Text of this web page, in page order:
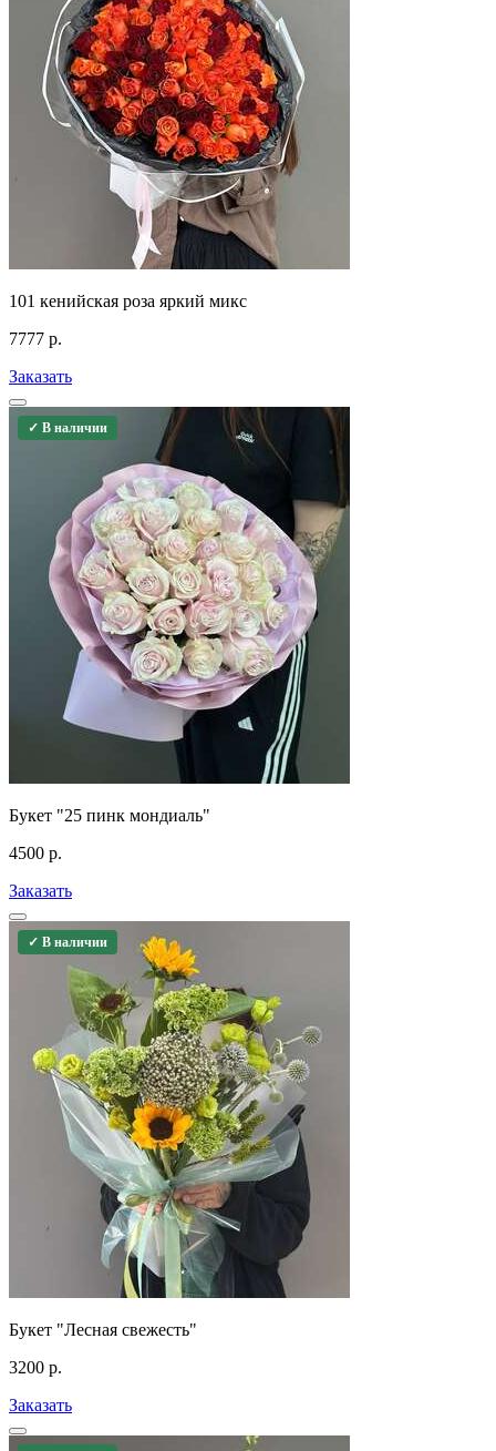
101 кенийская роза яркий микс
7777 р.
Заказать
✓ В наличии
Букет "25 пинк мондиаль"
4500 р.
Заказать
✓ В наличии
Букет "Лесная свежесть"
3200 р.
Заказать